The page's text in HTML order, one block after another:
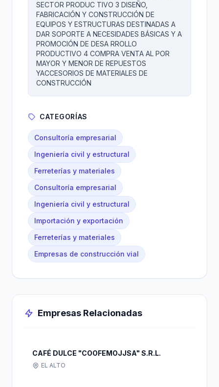
SECTOR PRODUC TIVO 3 DISEÑO,
FABRICACIÓN Y CONSTRUCCIÓN DE
EQUIPOS Y ESTRUCTURAS DESTINADAS A
DAR SOPORTE A NECESIDADES BÁSICAS Y A
PROMOCIÓN DE DESA RROLLO
PRODUCTIVO 4 COMPRA VENTA AL POR
MAYOR Y MENOR DE REPUESTOS
YACCESORIOS DE MATERIALES DE
CONSTRUCCIÓN
CATEGORÍAS
Consultoría empresarial
Ingeniería civil y estructural
Ferreterías y materiales
Consultoría empresarial
Ingeniería civil y estructural
Importación y exportación
Ferreterías y materiales
Empresas de construcción vial
Empresas Relacionadas
CAFÉ DULCE "COOFEMOJJSA" S.R.L.
EL ALTO